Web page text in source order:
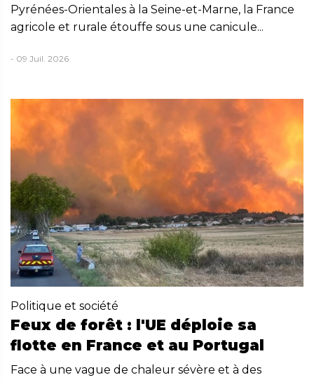
Pyrénées-Orientales à la Seine-et-Marne, la France
agricole et rurale étouffe sous une canicule...
- 09 Juil. 2026
Politique et société
Feux de forêt : l'UE déploie sa
flotte en France et au Portugal
Face à une vague de chaleur sévère et à des